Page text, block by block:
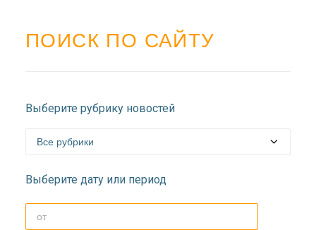
ПОИСК ПО САЙТУ
Выберите рубрику новостей
Выберите дату или период